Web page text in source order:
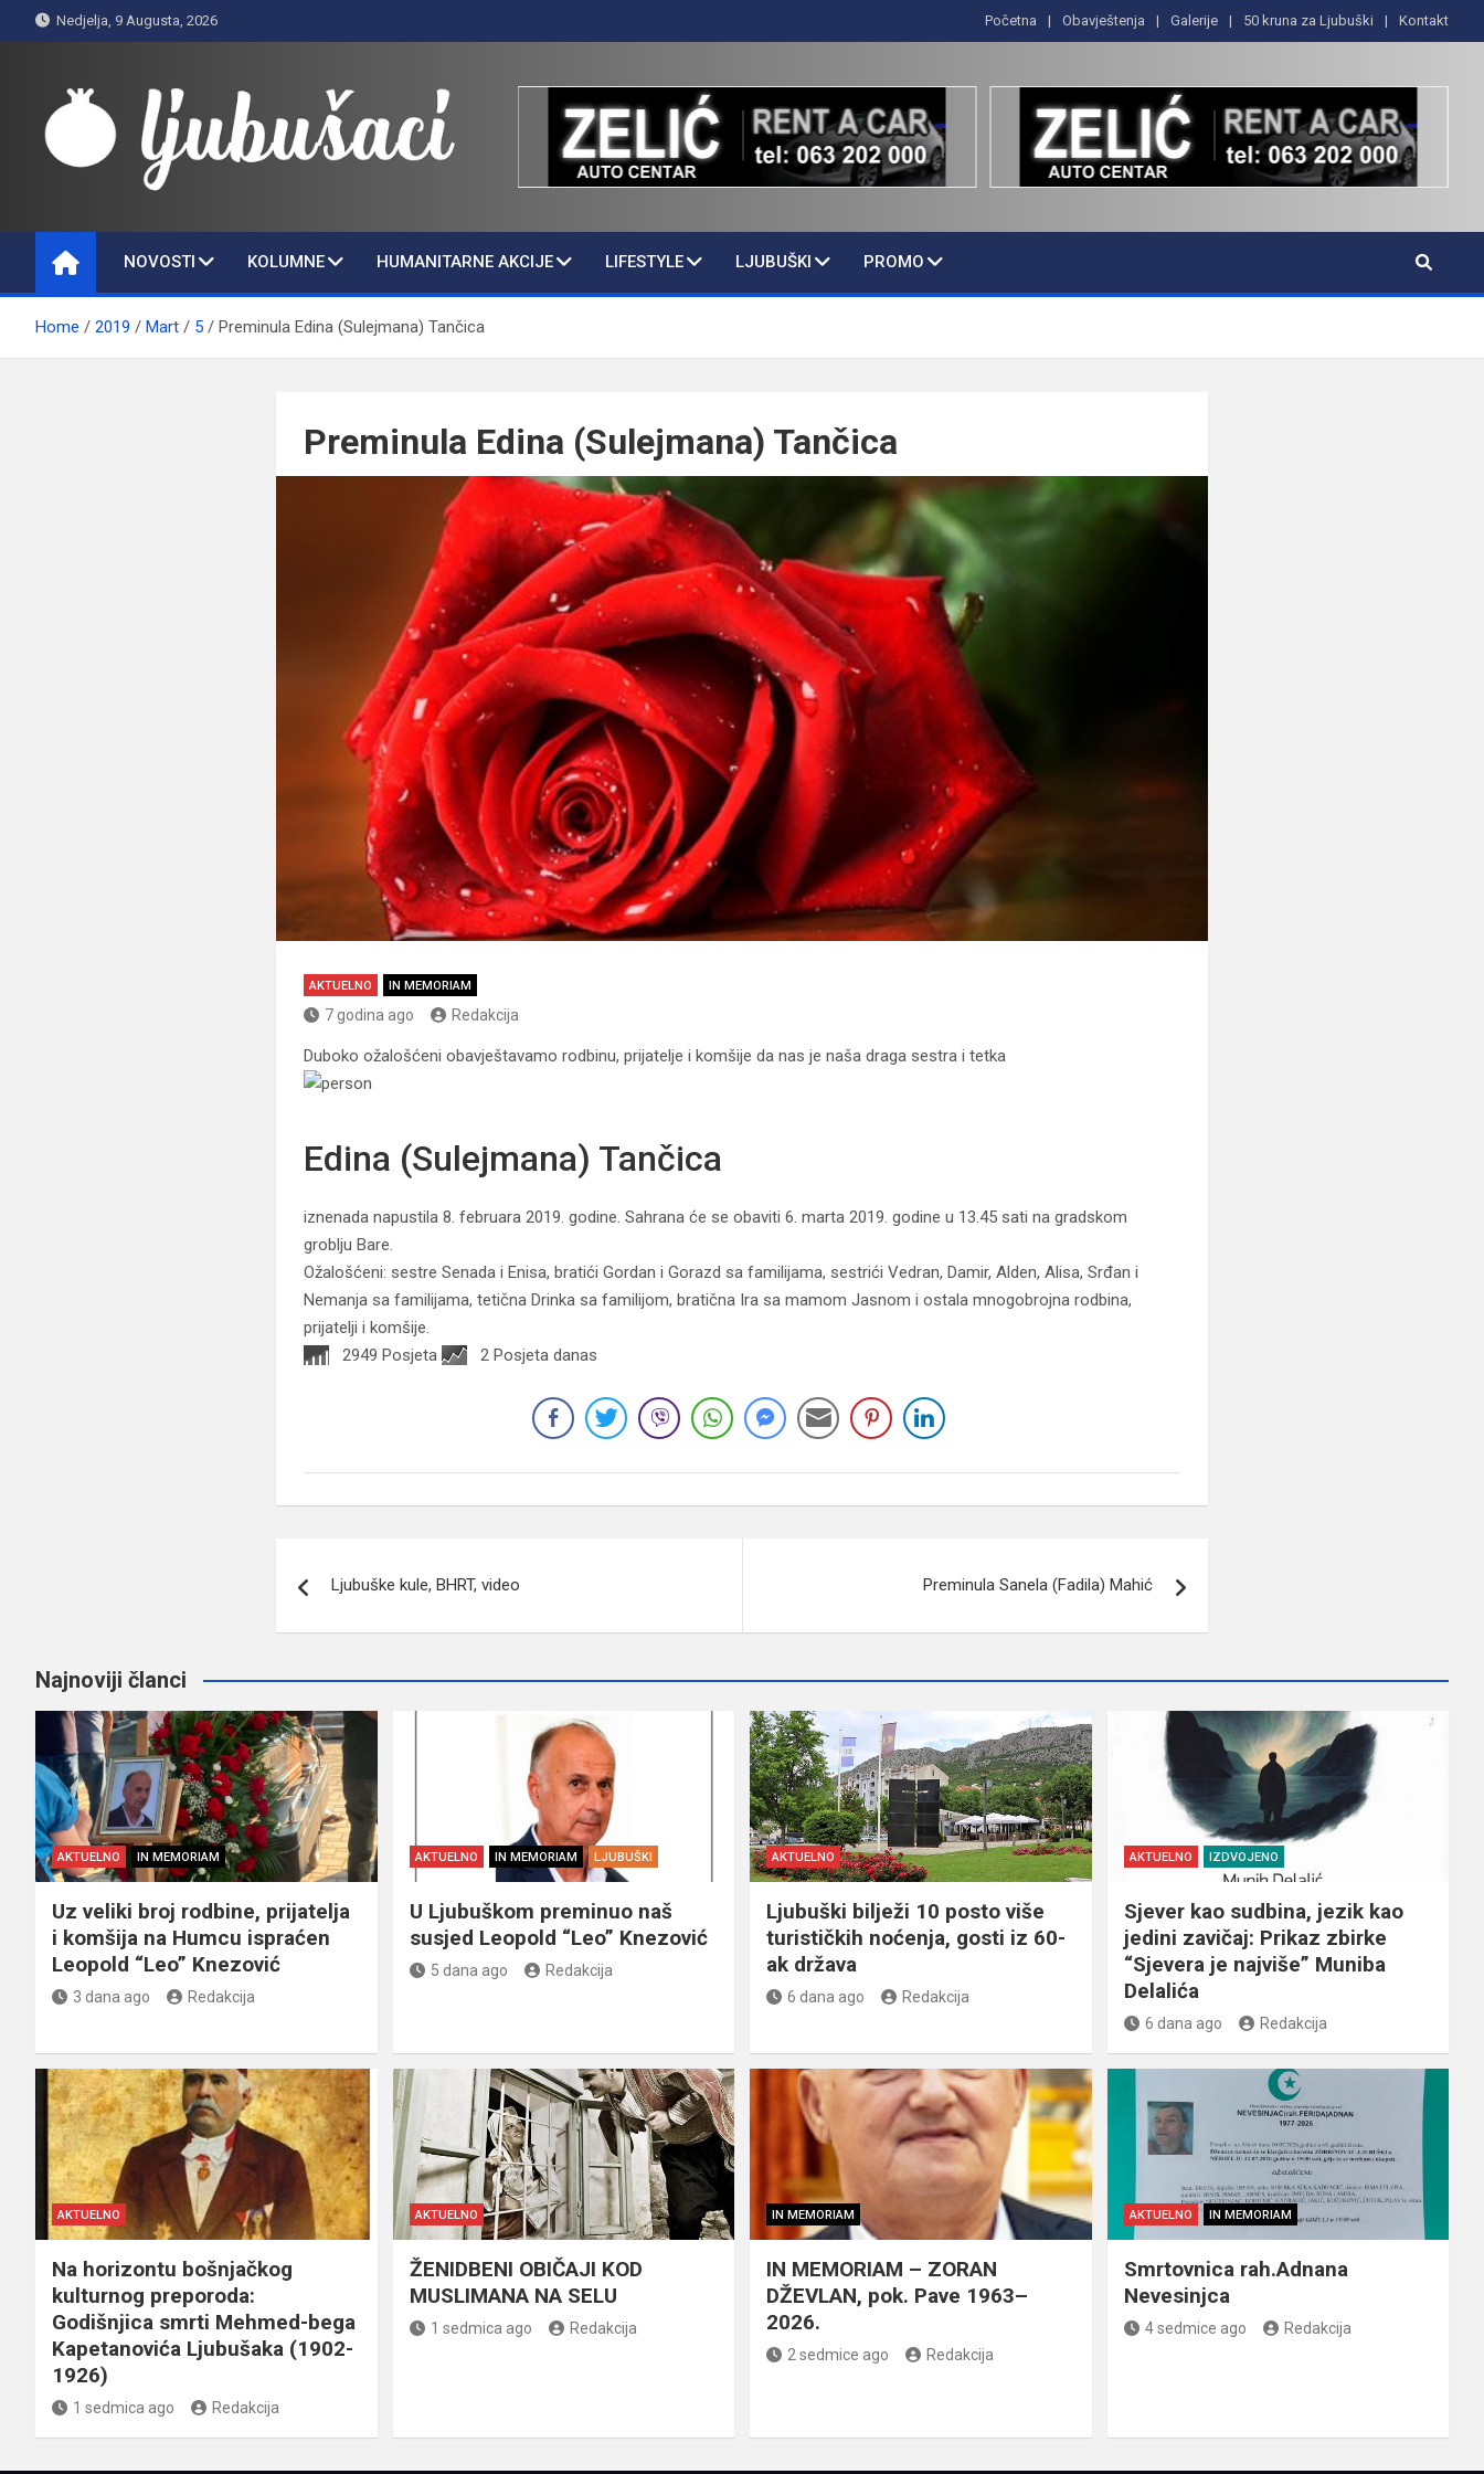
to
Nedjelja, 9 Augusta, 2026 Početna Obavještenja Galerije 50 kruna za Ljubuški Kontakt
Ljubušaci
NOVOSTI KOLUMNE HUMANITARNE AKCIJE LIFESTYLE LJUBUŠKI PROMO
Home 2019 Mart 5 Preminula Edina (Sulejmana) Tančica
Preminula Edina (Sulejmana) Tančica
AKTUELNO IN MEMORIAM
7 godina ago Redakcija
Duboko ožalošćeni obavještavamo rodbinu, prijatelje i komšije da nas je naša draga sestra i tetka
Edina (Sulejmana) Tančica
iznenada napustila 8. februara 2019. godine. Sahrana će se obaviti 6. marta 2019. godine u 13.45 sati na gradskom
groblju Bare.
Ožalošćeni: sestre Senada i Enisa, bratići Gordan i Gorazd sa familijama, sestrići Vedran, Damir, Alden, Alisa, Srđan i
Nemanja sa familijama, tetična Drinka sa familijom, bratična Ira sa mamom Jasnom i ostala mnogobrojna rodbina,
prijatelji i komšije.
2949 Posjeta
2 Posjeta danas
članaka
Ljubuške kule, BHRT, video Preminula Sanela (Fadila) Mahić
Najnoviji članci
AKTUELNO IN MEMORIAM
Uz veliki broj rodbine, prijatelja
i komšija na Humcu ispraćen
Leopold “Leo” Knezović
3 dana ago Redakcija
AKTUELNO IN MEMORIAM LJUBUŠKI
U Ljubuškom preminuo naš
susjed Leopold “Leo” Knezović
5 dana ago Redakcija
AKTUELNO
Ljubuški bilježi 10 posto više
turističkih noćenja, gosti iz 60-
ak država
6 dana ago Redakcija
AKTUELNO IZDVOJENO
Sjever kao sudbina, jezik kao
jedini zavičaj: Prikaz zbirke
“Sjevera je najviše” Muniba
Delalića
6 dana ago Redakcija
AKTUELNO
Na horizontu bošnjačkog
kulturnog preporoda:
Godišnjica smrti Mehmed-bega
Kapetanovića Ljubušaka (1902-
1926)
1 sedmica ago Redakcija
AKTUELNO
ŽENIDBENI OBIČAJI KOD
MUSLIMANA NA SELU
1 sedmica ago Redakcija
IN MEMORIAM
IN MEMORIAM – ZORAN
DŽEVLAN, pok. Pave 1963–
2026.
2 sedmice ago Redakcija
AKTUELNO IN MEMORIAM
Smrtovnica rah.Adnana
Nevesinjca
4 sedmice ago Redakcija